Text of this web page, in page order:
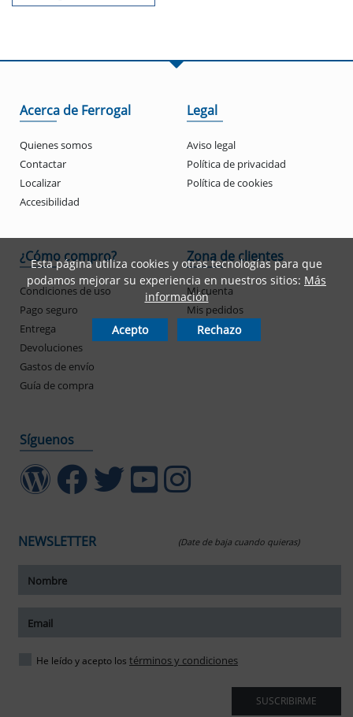
Acerca de Ferrogal
Quienes somos
Contactar
Localizar
Accesibilidad
Legal
Aviso legal
Política de privacidad
Política de cookies
¿Cómo compro?
Condiciones de uso
Pago seguro
Entrega
Devoluciones
Gastos de envío
Guía de compra
Zona de clientes
Mi cuenta
Mis pedidos
Síguenos
NEWSLETTER (Date de baja cuando quieras)
He leído y acepto los términos y condiciones
SUSCRIBIRME
Esta página utiliza cookies y otras tecnologías para que
podamos mejorar su experiencia en nuestros sitios: Más
información
Acepto Rechazo
tamaño del texto
del texto
espaciado del texto